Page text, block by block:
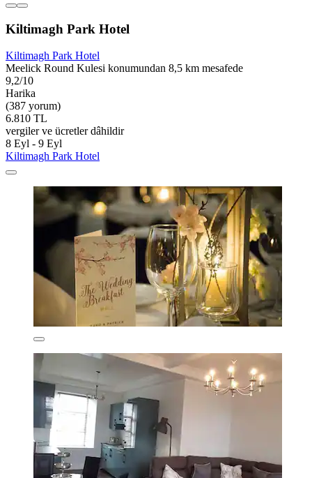
Kiltimagh Park Hotel
Kiltimagh Park Hotel
Meelick Round Kulesi konumundan 8,5 km mesafede
9,2/10
Harika
(387 yorum)
6.810 TL
vergiler ve ücretler dâhildir
8 Eyl - 9 Eyl
Kiltimagh Park Hotel